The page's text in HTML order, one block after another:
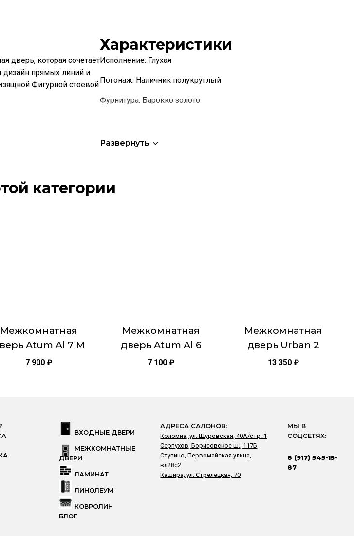
дверь, которая сочетает
дизайн прямых линий и
Фигурной стоевой
Характеристики
Исполнение: Глухая
Погонаж: Наличник полукруглый
Фурнитура: Барокко золото
Развернуть
категории
Межкомнатная
Atum Al 7 M
7 900 ₽
Межкомнатная
дверь Atum Al 6
7 100 ₽
товара.
Межкомнатная
дверь Urban 2
13 350 ₽
товара.
ВХОДНЫЕ ДВЕРИ
МЕЖКОМНАТНЫЕ
ДВЕРИ
ЛАМИНАТ
ЛИНОЛЕУМ
КОВРОЛИН
БЛОГ
АДРЕСА САЛОНОВ:
Коломна, ул. Щуровская, 40А/стр. 1
Серпухов, Борисовское ш., 117Б
Ступино, Первомайская улица,
вл28с2
Кашира, ул. Стрелецкая, 70
МЫ В
СОЦСЕТЯХ:
8 (917) 545-15-
87